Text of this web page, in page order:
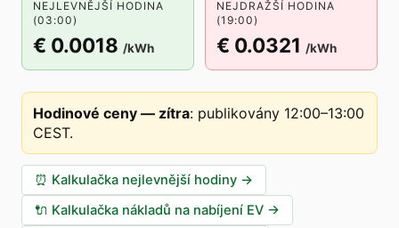
NEJLEVNĚJŠÍ HODINA
(03:00)
€ 0.0018 /kWh
NEJDRAŽŠÍ HODINA
(19:00)
€ 0.0321 /kWh
Hodinové ceny — zítra: publikovány 12:00–13:00
CEST.
⏰ Kalkulačka nejlevnější hodiny →
🔌 Kalkulačka nákladů na nabíjení EV →